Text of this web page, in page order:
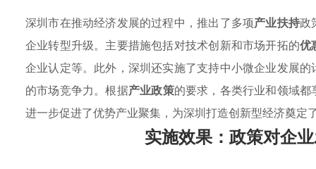
深圳市在推动经济发展的过程中，推出了多项产业扶持政
企业转型升级。主要措施包括对技术创新和市场开拓的优
企业认定等。此外，深圳还实施了支持中小微企业发展
的市场竞争力。根据产业政策的要求，各类行业和领域
进一步促进了优势产业聚集，为深圳打造创新型经济奠定
实施效果：政策对企